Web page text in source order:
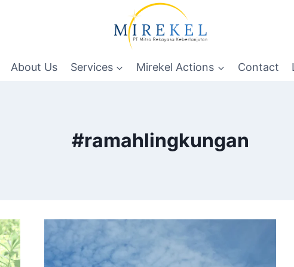
About Us Services Mirekel Actions Contact
#ramahlingkungan